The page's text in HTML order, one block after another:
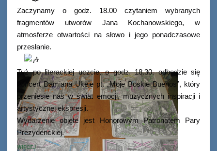
Zaczynamy o godz. 18.00 czytaniem wybranych
fragmentów utworów Jana Kochanowskiego, w
atmosferze otwartości na słowo i jego ponadczasowe
przesłanie.
Tuż po literackiej uczcie, o godz. 18.30, odbędzie się
koncert Damiana Ukeje pt. „Moje Boskie Buenos”, który
przeniesie nas w świat emocji, muzycznych inspiracji i
artystycznej ekspresji.
Wydarzenie objęte jest Honorowym Patronatem Pary
Prezydenckiej.
WIĘCEJ